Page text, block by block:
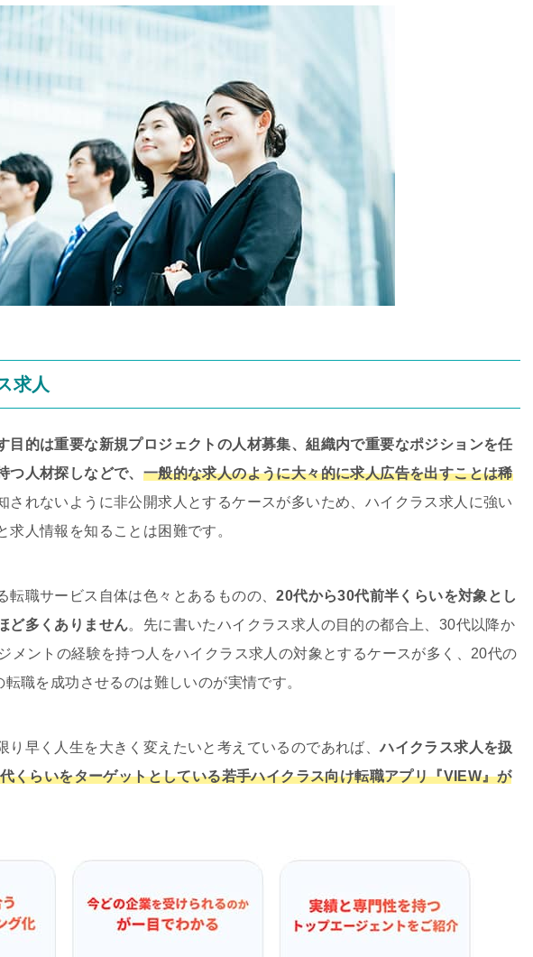
求人
目的は重要な新規プロジェクトの人材募集、組織内で重要なポジションを任
つ人材探しなどで、 一般的な求人のように大々的に求人広告を出すことは稀
されないように非公開求人とするケースが多いため、ハイクラス求人に強い
人情報を知ることは困難です。
転職サービス自体は色々とあるものの、20代から30代前半くらいを対象とし
ど多くありません。先に書いたハイクラス求人の目的の都合上、30代以降か
メントの経験を持つ人をハイクラス求人の対象とするケースが多く、20代の
職を成功させるのは難しいのが実情です。
り早く人生を大きく変えたいと考えているのであれば、ハイクラス求人を扱
くらいをターゲットとしている若手ハイクラス向け転職アプリ『VIEW』が